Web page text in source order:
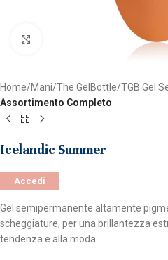
Home Mani The GelBottle TGB Gel
Assortimento Completo
Icelandic Summer
Accedi
Gel semipermanente altamente
scheggiature, per una brillantezza
tendenza e alla moda.